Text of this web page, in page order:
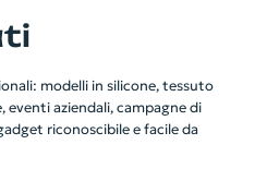
modelli in silicone, tessuto
aziendali, campagne di
riconoscibile e facile da